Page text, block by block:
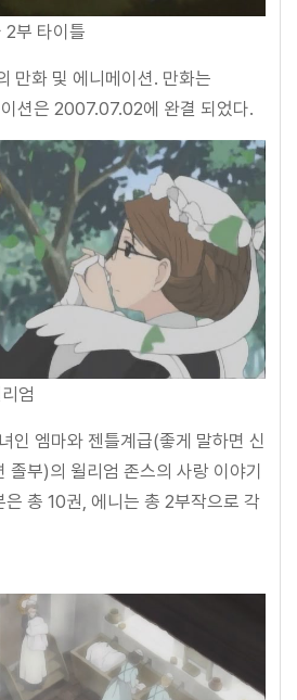
2부 타이틀
만화 및 에니메이션. 만화는
션은 2007.07.02에 완결 되었다.
엄
인 엠마와 젠틀계급(좋게 말하면 신
졸부)의 윌리엄 존스의 사랑 이야기
총 10권, 에니는 총 2부작으로 각